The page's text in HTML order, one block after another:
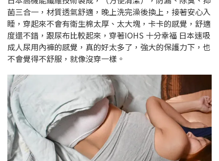
菌三合一，材質透氣舒適，晚上洗完澡後換上，接著安心入
睡，穿起來不會有衛生棉太厚、太大塊，卡卡的感覺，舒適
度還不錯，跟尿布比較起來，穿著IOHS 十分幸福 日本速吸
成人尿用內褲的感覺，真的好太多了，強大的保護力下，也
不會覺得不舒服，就像沒穿一樣。